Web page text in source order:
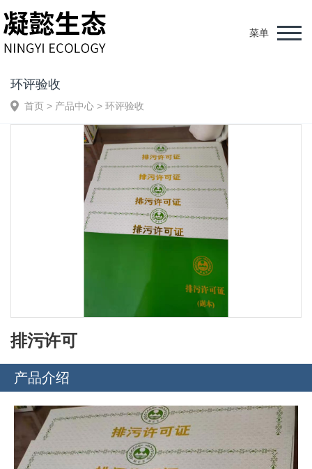
菜单
环评验收
首页 > 产品中心 > 环评验收
排污许可
产品介绍